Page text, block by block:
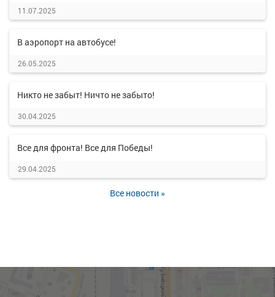
11.07.2025
В аэропорт на автобусе!
26.05.2025
Никто не забыт! Ничто не забыто!
30.04.2025
Все для фронта! Все для Победы!
29.04.2025
Все новости »